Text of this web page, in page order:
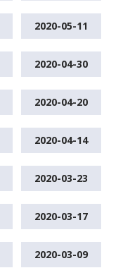
2020-05-11
2020-04-30
2020-04-20
2020-04-14
2020-03-23
2020-03-17
2020-03-09